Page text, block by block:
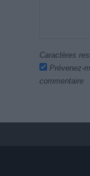
Caractères
Prévenez-
commentaire